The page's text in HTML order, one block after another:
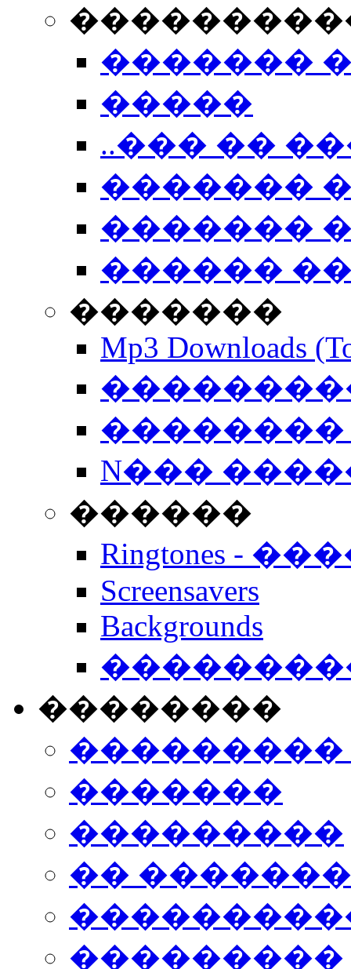
�������
�����
..��� ��
�������
�������
������
�������
Mp3 Downloads
��������
N���
������
Ringtones -
Screensavers
Backgrounds
��������
���������
�������
���������
��
���������